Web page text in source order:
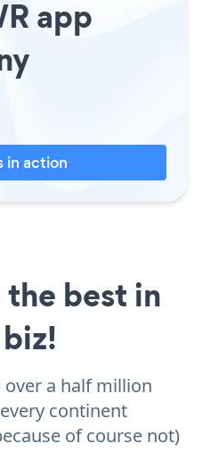
app
in action
best in
over a half million
continent
of course not)